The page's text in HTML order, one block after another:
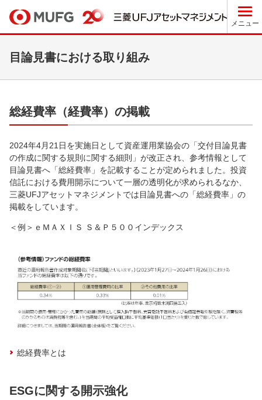
メニュー
目論見書における取り組み
総経費率（経費率）の掲載
2024年4月21日を実施日として資産運用業協会の「交付目論見書
の作成に関する規則に関する細則」が改正され、参考情報として
目論見書へ「総経費率」を記載することが定められました。投資
信託における費用開示について一層の透明化が求められるなか、
三菱UFJアセットマネジメントでは目論見書への「総経費率」の
掲載をしています。
＜例＞ｅＭＡＸＩＳ Ｓ＆Ｐ５００インデックス
総経費率とは
ESGに関する開示強化